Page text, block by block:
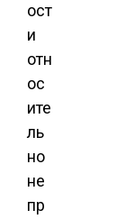
ост
и
отн
ос
ите
ль
но
не
пр